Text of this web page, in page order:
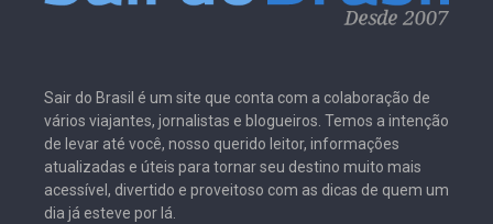
Sair do Brasil é um site que conta com a colaboração de
vários viajantes, jornalistas e blogueiros. Temos a intenção
de levar até você, nosso querido leitor, informações
atualizadas e úteis para tornar seu destino muito mais
acessível, divertido e proveitoso com as dicas de quem um
dia já esteve por lá.